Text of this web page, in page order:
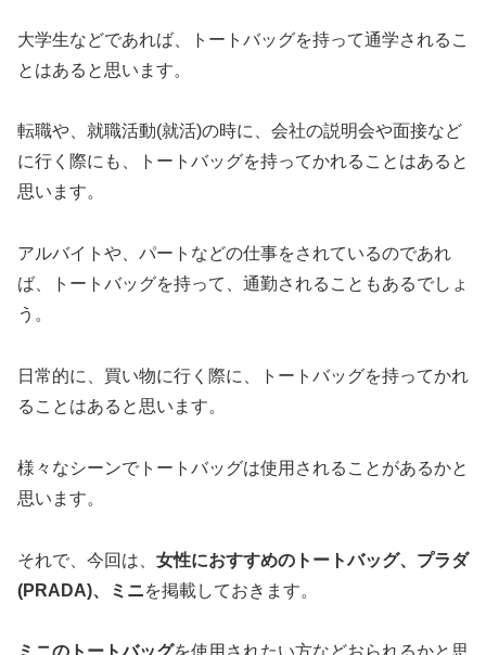
大学生などであれば、トートバッグを持って通学されるこ
とはあると思います。
転職や、就職活動(就活)の時に、会社の説明会や面接など
に行く際にも、トートバッグを持ってかれることはあると
思います。
アルバイトや、パートなどの仕事をされているのであれ
ば、トートバッグを持って、通勤されることもあるでしょ
う。
日常的に、買い物に行く際に、トートバッグを持ってかれ
ることはあると思います。
様々なシーンでトートバッグは使用されることがあるかと
思います。
それで、今回は、 女性におすすめのトートバッグ、プラダ
(PRADA)、ミニを掲載しておきます。